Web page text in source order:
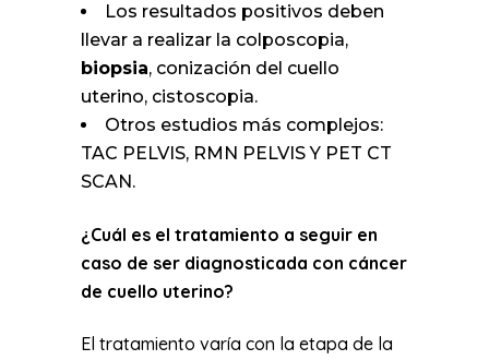
Los resultados positivos deben
llevar a realizar la colposcopia,
biopsia, conización del cuello
uterino, cistoscopia.
Otros estudios más complejos:
TAC PELVIS, RMN PELVIS Y PET CT
SCAN.
¿Cuál es el tratamiento a seguir en
caso de ser diagnosticada con cáncer
de cuello uterino?
El tratamiento varía con la etapa de la